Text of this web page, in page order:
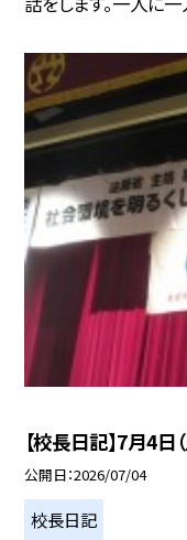
【校長日記】7月4日
公開日 2026/07/04
校長日記